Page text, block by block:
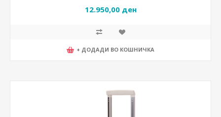
12.950,00 ден
+ ДОДАДИ ВО КОШНИЧКА